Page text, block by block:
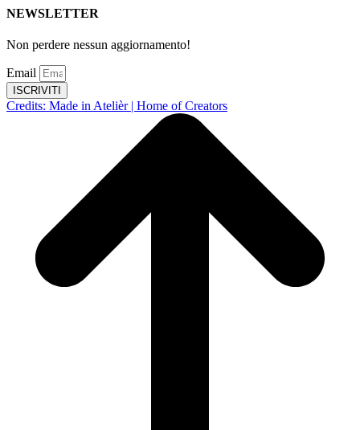
NEWSLETTER
Non perdere nessun aggiornamento!
Email
ISCRIVITI
Credits: Made in Atelièr | Home of Creators